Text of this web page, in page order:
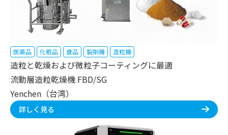
医薬品 化粧品 食品 製剤機 造粒機
造粒と乾燥および微粒子コーティングに最適
流動層造粒乾燥機 FBD/SG
Yenchen（台湾）
詳しく見る